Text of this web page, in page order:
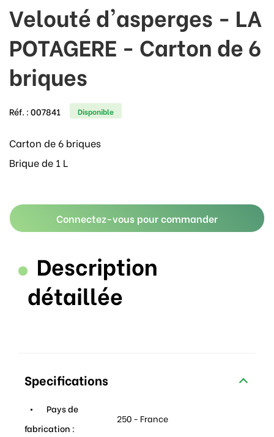
Velouté d'asperges - LA
POTAGERE - Carton de 6
briques
Réf. :007841 Disponible
Carton de 6 briques
Brique de 1 L
Connectez-vous pour commander
Description
détaillée
Specifications
Pays de
fabrication :
250 - France